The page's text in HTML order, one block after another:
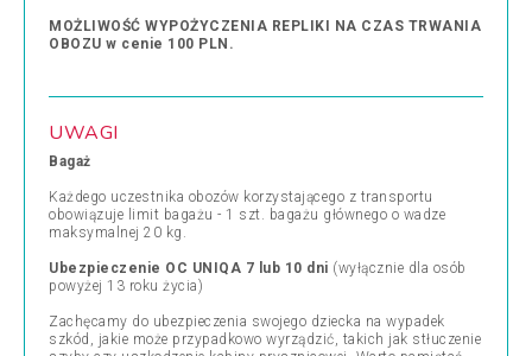
MOŻLIWOŚĆ WYPOŻYCZENIA REPLIKI NA CZAS TRWANIA
OBOZU w cenie 100 PLN.
UWAGI
Bagaż
Każdego uczestnika obozów korzystającego z transportu
obowiązuje limit bagażu - 1 szt. bagażu głównego o wadze
maksymalnej 20 kg.
Ubezpieczenie OC UNIQA 7 lub 10 dni (wyłącznie dla osób
powyżej 13 roku życia)
Zachęcamy do ubezpieczenia swojego dziecka na wypadek
szkód, jakie może przypadkowo wyrządzić, takich jak stłuczenie